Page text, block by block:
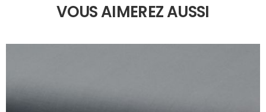
VOUS AIMEREZ AUSSI